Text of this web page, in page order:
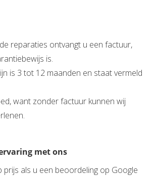
reparaties ontvangt u een factuur,
is.
is 3 tot 12 maanden en staat vermeld
want zonder factuur kunnen wij
met ons
prijs als u een beoordeling op Google